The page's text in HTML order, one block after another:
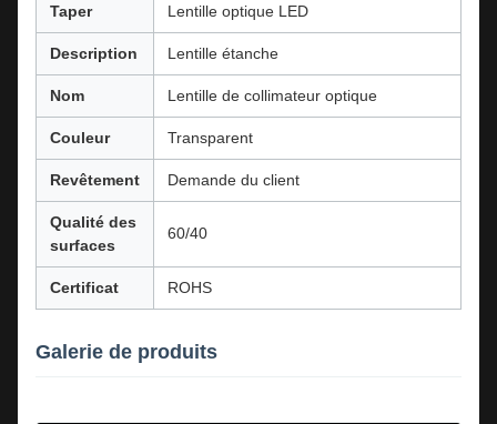
Taper Lentille optique LED
Description Lentille étanche
Nom Lentille de collimateur optique
Couleur Transparent
Revêtement Demande du client
Qualité des
surfaces
60/40
Certificat ROHS
Galerie de produits